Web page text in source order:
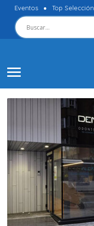
Eventos Top Selección